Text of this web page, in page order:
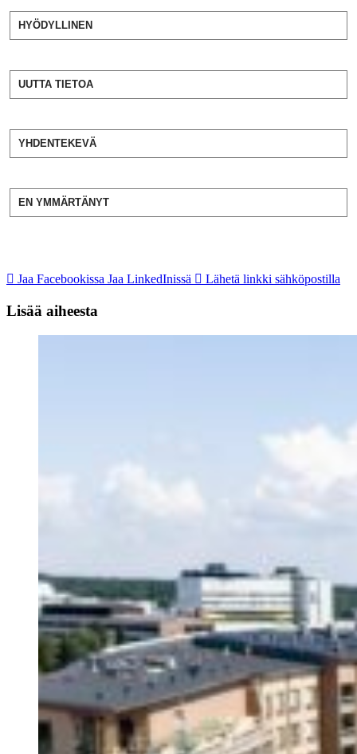
HYÖDYLLINEN
UUTTA TIETOA
YHDENTEKEVÄ
EN YMMÄRTÄNYT
Jaa Facebookissa Jaa LinkedInissä Lähetä linkki sähköpostilla
Lisää aiheesta